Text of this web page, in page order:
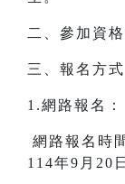
二、參加資
三、報名方式
1.網路報名：
網路報名時
114年9月20